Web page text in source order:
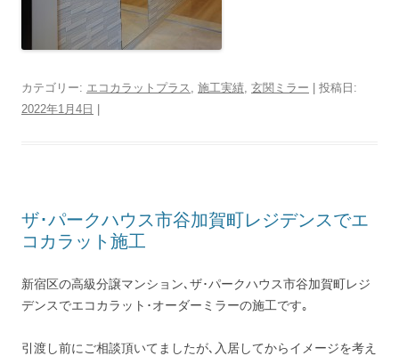
カテゴリー: エコカラットプラス , 施工実績, 玄関ミラー | 投稿日:
2022年1月4日
ザ･パークハウス市谷加賀町レジデンスでエ
コカラット施工
新宿区の高級分譲マンション､ザ･パークハウス市谷加賀町レジ
デンスでエコカラット･オーダーミラーの施工です｡
引渡し前にご相談頂いてましたが､入居してからイメージを考え